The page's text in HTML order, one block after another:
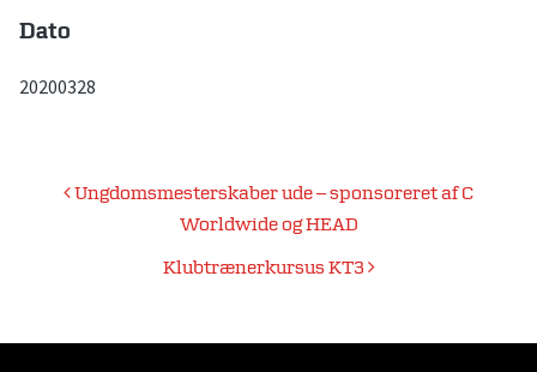
Dato
20200328
Indlægsnavigation
Ungdomsmesterskaber ude – sponsoreret af C
Worldwide og HEAD
Klubtrænerkursus KT3